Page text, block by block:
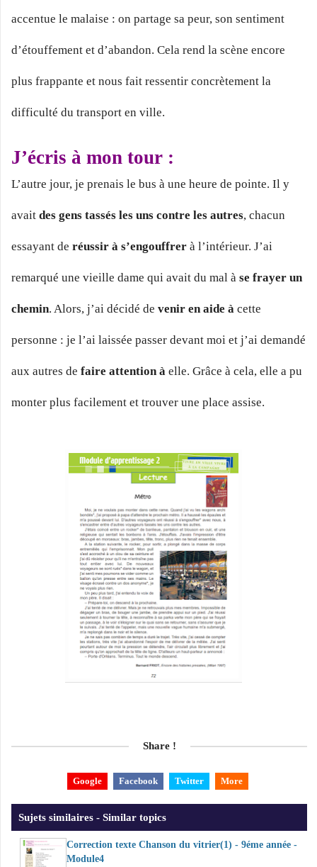
accentue le malaise : on partage sa peur, son sentiment
d’étouffement et d’abandon. Cela rend la scène encore
plus frappante et nous fait ressentir concrètement la
difficulté du transport en ville.
J’écris à mon tour :
L’autre jour, je prenais le bus à une heure de pointe. Il y
avait des gens tassés les uns contre les autres, chacun
essayant de réussir à s’engouffrer à l’intérieur. J’ai
remarqué une vieille dame qui avait du mal à se frayer un
chemin. Alors, j’ai décidé de venir en aide à cette
personne : je l’ai laissée passer devant moi et j’ai demandé
aux autres de faire attention à elle. Grâce à cela, elle a pu
monter plus facilement et trouver une place assise.
Share !
Google Facebook Twitter More
Sujets similaires - Similar topics
Correction texte Chanson du vitrier(1) - 9éme année -
Module4